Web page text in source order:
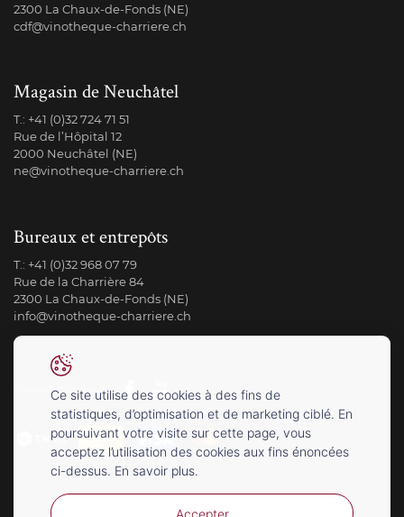
2300 La Chaux-de-Fonds (NE)
cdf@vinotheque-charriere.ch
Magasin de Neuchâtel
T.: +41 (0)32 724 71 51
Rue de l’Hôpital 12
2000 Neuchâtel (NE)
ne@vinotheque-charriere.ch
Bureaux et entrepôts
T.: +41 (0)32 968 07 79
Rue de la Charrière 84
2300 La Chaux-de-Fonds (NE)
info@vinotheque-charriere.ch
Suivez-nous sur
Ce site utilise des cookies à des fins de
statistiques, d’optimisation et de marketing ciblé. En
poursuivant votre visite sur cette page, vous
acceptez l’utilisation des cookies aux fins énoncées
ci-dessus. En savoir plus.
Accepter